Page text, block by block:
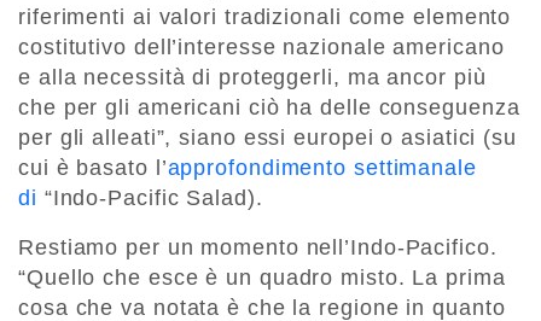
riferimenti ai valori tradizionali come elemento
costitutivo dell’interesse nazionale americano
e alla necessità di proteggerli, ma ancor più
che pergli americani ciò ha delle conseguenza
per gli alleati”, siano essi europei oasiatici (su
cui è basato l’approfondimento settimanale
di “Indo-Pacific Salad).
Restiamo per un momento nell’Indo-Pacifico.
“Quello che esce è un quadro misto. La prima
cosa che va notata è che la regione in quanto